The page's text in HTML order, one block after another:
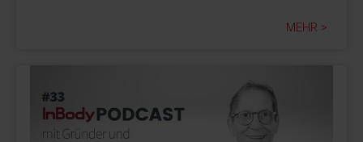
MEHR >